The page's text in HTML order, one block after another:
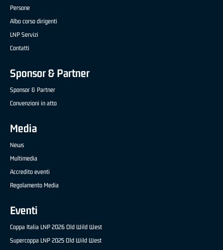
Persone
Albo corso dirigenti
LNP Servizi
Contatti
Sponsor & Partner
Sponsor & Partner
Convenzioni in atto
Media
News
Multimedia
Accredito eventi
Regolamento Media
Eventi
Coppa Italia LNP 2026 Old Wild West
Supercoppa LNP 2025 Old Wild West